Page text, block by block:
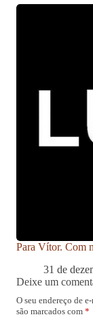
Para Vítor. Com
31 de
Deixe um
O seu endereço de
são marcados com *